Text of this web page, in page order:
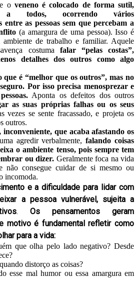
o veneno é colocado de forma sutil,
a todos, ocorrendo vários
entre as pessoas sem que percebam a
(a amargura de uma pessoa). Isso é
de trabalho e familiar. Aquele
costuma falar “pelas costas”,
detalhes dos outros como algo
que é “melhor que os outros”, mas no
Por isso precisa menosprezar e
Aponta os defeitos dos outros
as suas próprias falhas ou os seus
vezes se sente fracassado, e projeta os
outros.
inconveniente, que acaba afastando os
agredir verbalmente,falando coisas
o ambiente tenso, pois sempre tem
ou dizer. Geralmente foca na vida
não consegue cuidar de si mesmo ou
incomoda.
e a dificuldade para lidar com
a pessoa vulnerável, sujeita a
. Os pensamentos geram
motivo é fundamental refletir como
para a vida:
que olha pelo lado negativo? Desde
distorço as coisas?
esse mal humor ou essa amargura em